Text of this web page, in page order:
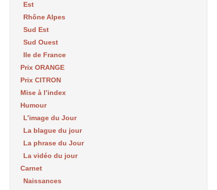
Est
Rhône Alpes
Sud Est
Sud Ouest
Ile de France
Prix ORANGE
Prix CITRON
Mise à l’index
Humour
L’image du Jour
La blague du jour
La phrase du Jour
La vidéo du jour
Carnet
Naissances